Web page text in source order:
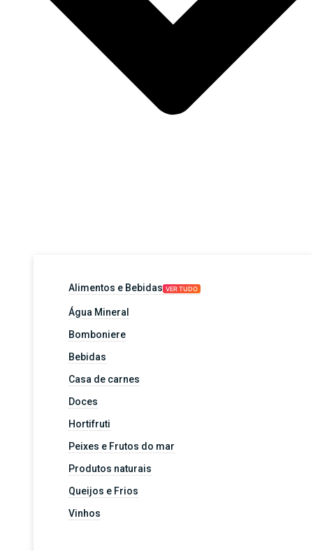
Alimentos e Bebidas VER TUDO
Água Mineral
Bomboniere
Bebidas
Casa de carnes
Doces
Hortifruti
Peixes e Frutos do mar
Produtos naturais
Queijos e Frios
Vinhos